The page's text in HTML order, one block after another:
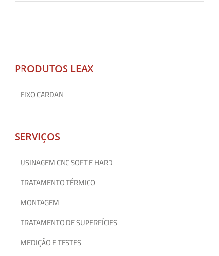
PRODUTOS LEAX
EIXO CARDAN
SERVIÇOS
USINAGEM CNC SOFT E HARD
TRATAMENTO TÉRMICO
MONTAGEM
TRATAMENTO DE SUPERFÍCIES
MEDIÇÃO E TESTES